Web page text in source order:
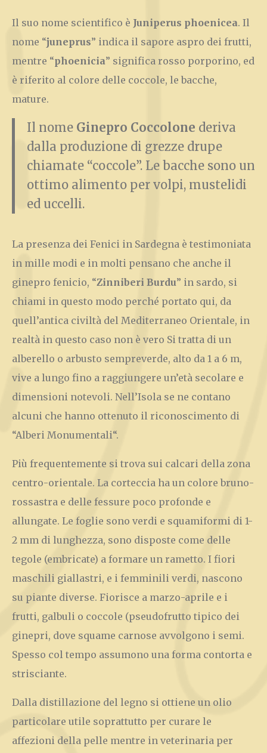
Il suo nome scientifico è Juniperus phoenicea. Il
nome “juneprus” indica il sapore aspro dei frutti,
mentre “phoenicia” significa rosso porporino, ed
è riferito al colore delle coccole, le bacche,
mature.
Il nome Ginepro Coccolone deriva
dalla produzione di grezze drupe
chiamate “coccole”. Le bacche sono un
ottimo alimento per volpi, mustelidi
ed uccelli.
La presenza dei Fenici in Sardegna è testimoniata
in mille modi e in molti pensano che anche il
ginepro fenicio, “Zinniberi Burdu” in sardo, si
chiami in questo modo perché portato qui, da
quell’antica civiltà del Mediterraneo Orientale, in
realtà in questo caso non è vero Si tratta di un
alberello o arbusto sempreverde, alto da 1 a 6 m,
vive a lungo fino a raggiungere un’età secolare e
dimensioni notevoli. Nell’Isola se ne contano
alcuni che hanno ottenuto il riconoscimento di
“Alberi Monumentali“.
Più frequentemente si trova sui calcari della zona
centro-orientale. La corteccia ha un colore bruno-
rossastra e delle fessure poco profonde e
allungate. Le foglie sono verdi e squamiformi di 1-
2 mm di lunghezza, sono disposte come delle
tegole (embricate) a formare un rametto. I fiori
maschili giallastri, e i femminili verdi, nascono
su piante diverse. Fiorisce a marzo-aprile e i
frutti, galbuli o coccole (pseudofrutto tipico dei
ginepri, dove squame carnose avvolgono i semi.
Spesso col tempo assumono una forma contorta e
strisciante.
Dalla distillazione del legno si ottiene un olio
particolare utile soprattutto per curare le
affezioni della pelle mentre in veterinaria per